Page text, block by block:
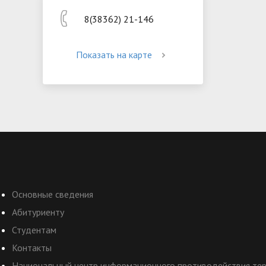
8(38362) 21-146
Показать на карте
Основные сведения
Абитуриенту
Студентам
Контакты